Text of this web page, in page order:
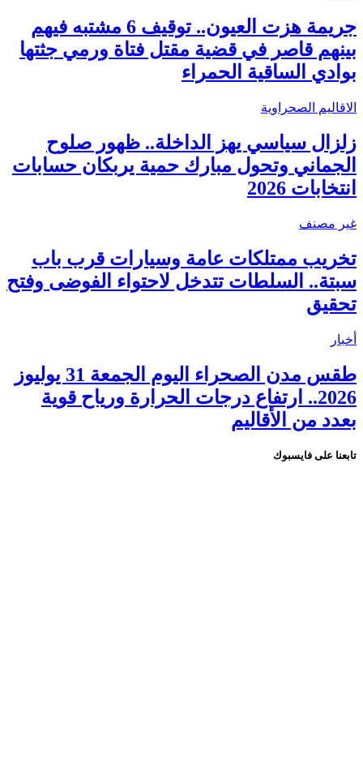
جريمة هزت العيون.. توقيف 6 مشتبه فيهم
بينهم قاصر في قضية مقتل فتاة ورمي جثتها
بوادي الساقية الحمراء
الاقاليم الصحراوية
زلزال سياسي يهز الداخلة.. ظهور صلوح
الجماني وتحول مبارك حمية يربكان حسابات
انتخابات 2026
غير مصنف
تخريب ممتلكات عامة وسيارات قرب باب
سبتة.. السلطات تتدخل لاحتواء الفوضى وفتح
تحقيق
أخبار
طقس مدن الصحراء اليوم الجمعة 31 يوليوز
2026.. ارتفاع درجات الحرارة ورياح قوية
بعدد من الأقاليم
تابعنا على فايسبوك